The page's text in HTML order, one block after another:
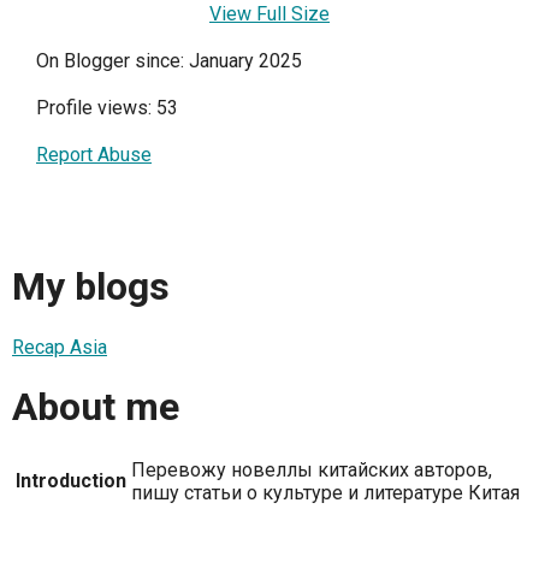
View Full Size
On Blogger since: January 2025
Profile views: 53
Report Abuse
My blogs
Recap Asia
About me
Introduction Перевожу новеллы китайских авторов,
пишу статьи о культуре и литературе Китая